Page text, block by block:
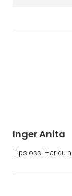
Inger Anita
Tips oss! Har du